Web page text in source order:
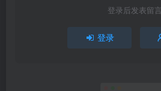
登录后发表留言
登录